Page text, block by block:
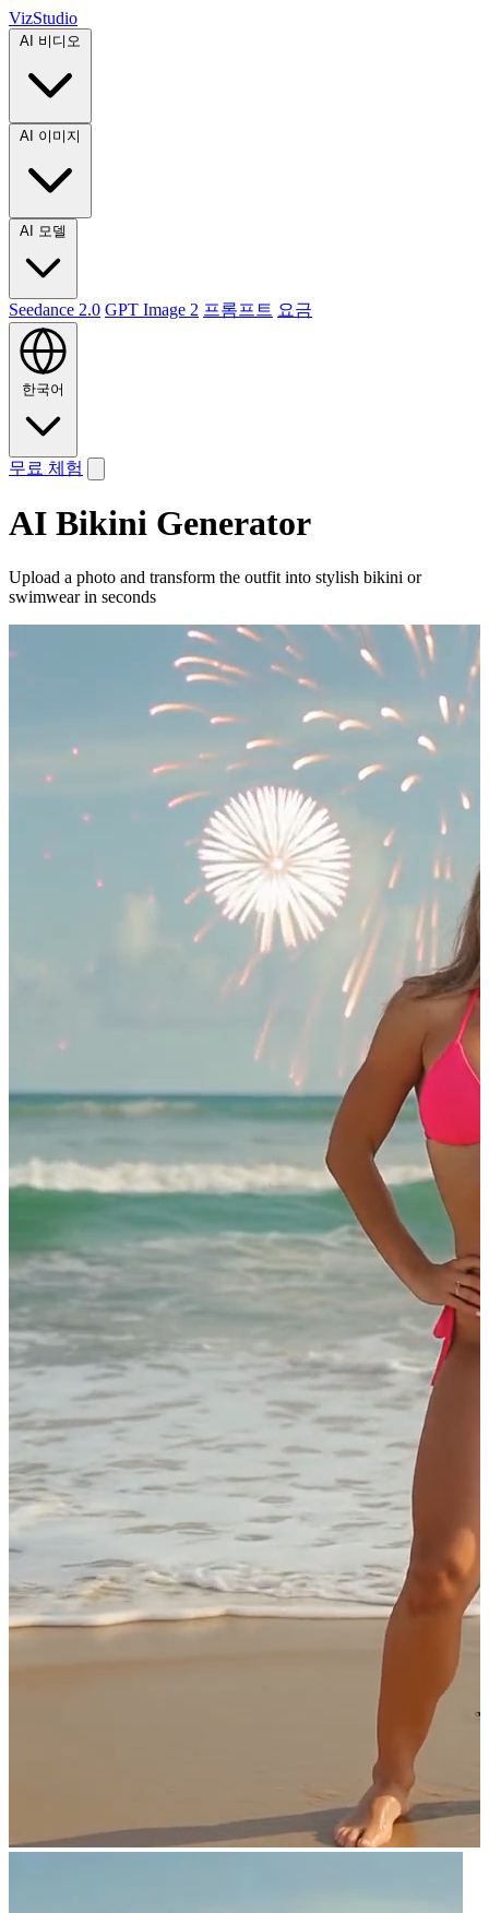
VizStudio
Seedance 2.0 GPT Image 2 프롬프트 요금
한국어
무료 체험
AI Bikini Generator
Upload a photo and transform the outfit into stylish bikini or
swimwear in seconds